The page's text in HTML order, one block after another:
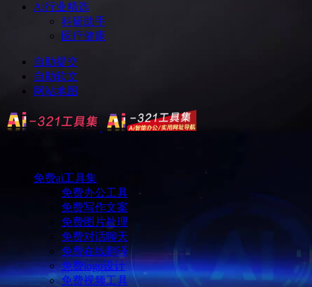
Ai行业精选
科研助手
医疗健康
自助提交
自助软文
网站地图
免费ai工具集
免费办公工具
免费写作文案
免费图片处理
免费对话聊天
免费在线翻译
免费logo设计
免费视频工具